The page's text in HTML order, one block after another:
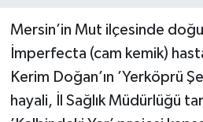
Mersin’in Mut ilçesinde
İmperfecta (cam kemik)
Kerim Doğan’ın ’Yerköprü
hayali, İl Sağlık Müdürlüğü